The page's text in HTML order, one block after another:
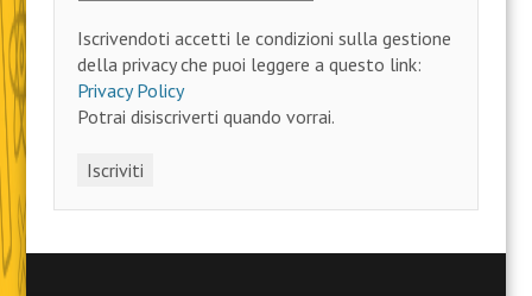
Iscrivendoti accetti le condizioni sulla gestione
della privacy che puoi leggere a questo link:
Privacy Policy
Potrai disiscriverti quando vorrai.